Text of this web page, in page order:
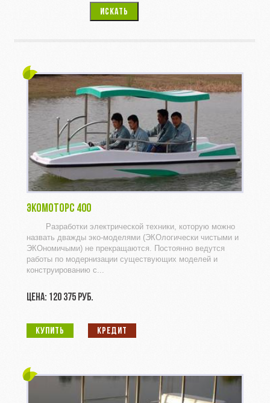
ИСКАТЬ
ЭКОМОТОРС 400
Разработки электрической техники, которую можно
назвать дважды эко-моделями (ЭКОлогически чистыми и
ЭКОномичыми) не прекращаются. Постоянно ведутся
работы по модернизации существующих моделей и
конструированию с...
ЦЕНА: 120 375 РУБ.
КУПИТЬ КРЕДИТ